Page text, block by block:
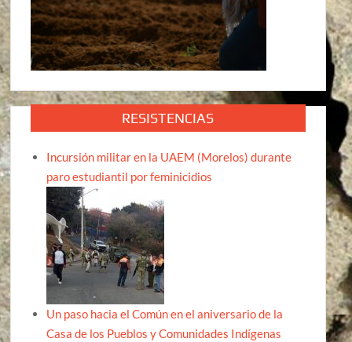
RESISTENCIAS
Incursión militar en la UAEM (Morelos) durante
paro estudiantil por feminicidios
Un paso hacia el Común en el aniversario de la
Casa de los Pueblos y Comunidades Indígenas